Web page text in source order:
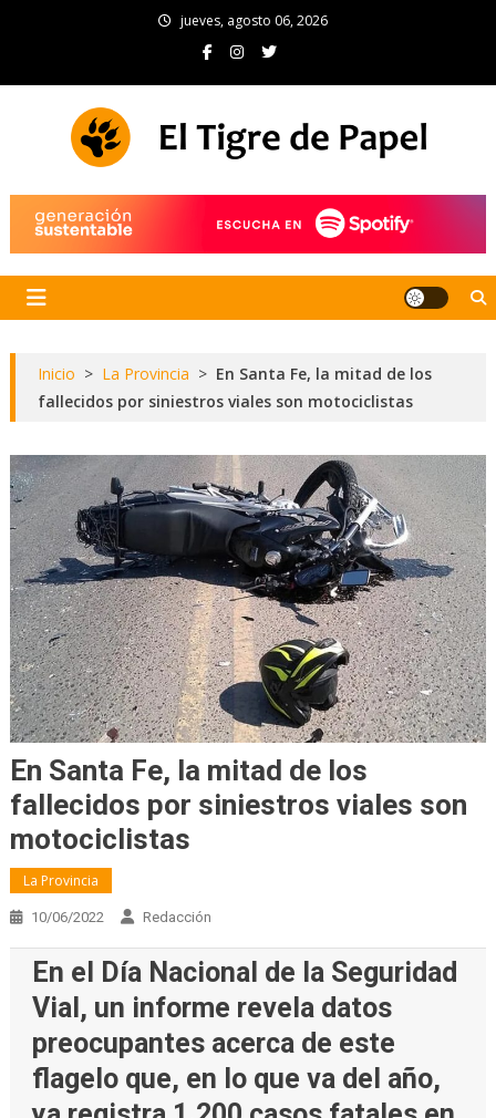
jueves, agosto 06, 2026
Inicio > La Provincia > En Santa Fe, la mitad de los
fallecidos por siniestros viales son motociclistas
En Santa Fe, la mitad de los
fallecidos por siniestros viales son
motociclistas
La Provincia
10/06/2022 Redacción
En el Día Nacional de la Seguridad
Vial, un informe revela datos
preocupantes acerca de este
flagelo que, en lo que va del año,